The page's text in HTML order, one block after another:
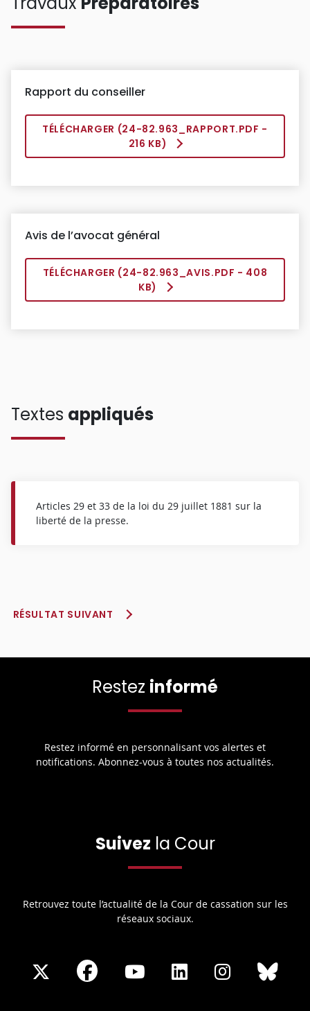
Rapport du conseiller
TÉLÉCHARGER (24-82.963_RAPPORT.PDF -
216 KB)
Avis de l’avocat général
TÉLÉCHARGER (24-82.963_AVIS.PDF - 408
KB)
Textes appliqués
Articles 29 et 33 de la loi du 29 juillet 1881 sur la
liberté de la presse.
RÉSULTAT SUIVANT
Restez informé
Restez informé en personnalisant vos alertes et
notifications. Abonnez-vous à toutes nos actualités.
Suivez la Cour
Retrouvez toute l’actualité de la Cour de cassation sur les
réseaux sociaux.
ShareShare
Share
Share
Share